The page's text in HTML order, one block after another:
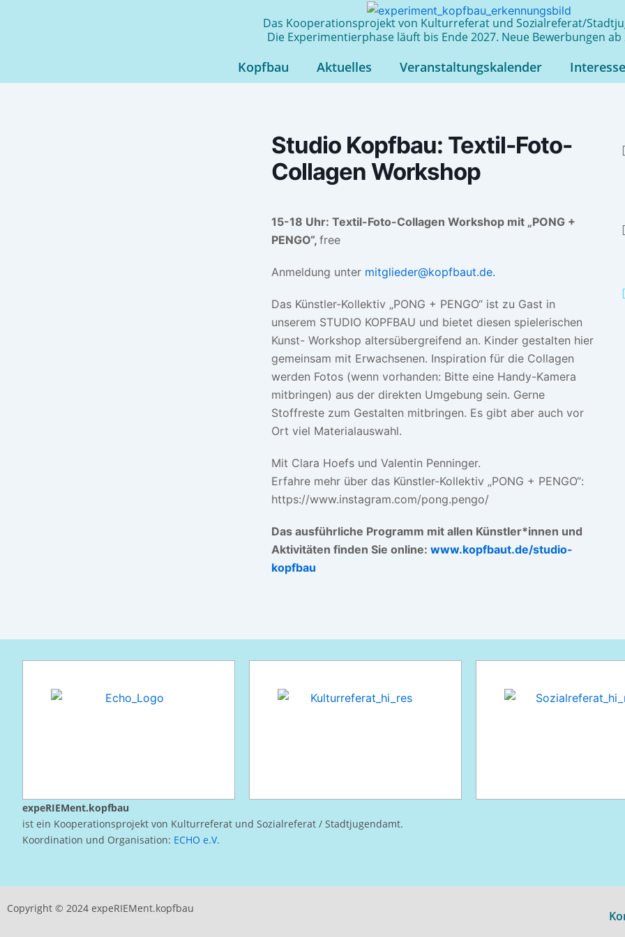
Das Kooperationsprojekt von Kulturreferat und Sozialreferat/
Die Experimentierphase läuft bis Ende 2027. Neue Bewerbungen ab
Kopfbau Aktuelles Veranstaltungskalender
Studio Kopfbau: Textil-Foto-
Collagen Workshop
15-18 Uhr: Textil-Foto-Collagen Workshop mit „PONG +
PENGO“, free
Anmeldung unter mitglieder@kopfbaut.de.
Das Künstler-Kollektiv „PONG + PENGO“ ist zu Gast in
unserem STUDIO KOPFBAU und bietet diesen spielerischen
Kunst- Workshop altersübergreifend an. Kinder gestalten hier
gemeinsam mit Erwachsenen. Inspiration für die Collagen
werden Fotos (wenn vorhanden: Bitte eine Handy-Kamera
mitbringen) aus der direkten Umgebung sein. Gerne
Stoffreste zum Gestalten mitbringen. Es gibt aber auch vor
Ort viel Materialauswahl.
Mit Clara Hoefs und Valentin Penninger.
Erfahre mehr über das Künstler-Kollektiv „PONG + PENGO“:
https://www.instagram.com/pong.pengo/
Das ausführliche Programm mit allen Künstler*innen und
Aktivitäten finden Sie online: www.kopfbaut.de/studio-
kopfbau
expeRIEMent.kopfbau
ist ein Kooperationsprojekt von Kulturreferat und Sozialreferat / Stadtjugendamt.
Koordination und Organisation: ECHO e.V.
Copyright © 2024 expeRIEMent.kopfbau